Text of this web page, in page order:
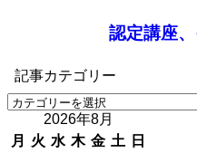
認定講座
記事カテゴリー
記
カ
2026年8月
月
火 水 木 金 土
日